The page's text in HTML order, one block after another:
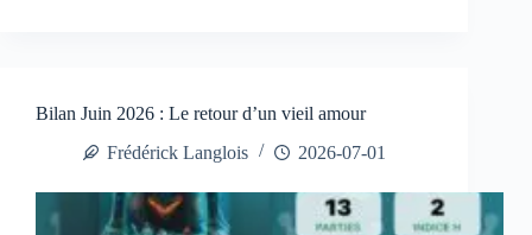
Bilan Juin 2026 : Le retour d’un vieil amour
Frédérick Langlois
2026-07-01